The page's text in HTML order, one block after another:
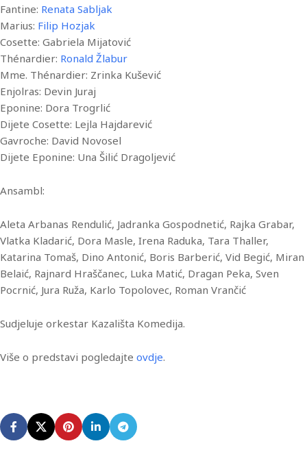
Fantine: Renata Sabljak
Marius: Filip Hozjak
Cosette: Gabriela Mijatović
Thénardier: Ronald Žlabur
Mme. Thénardier: Zrinka Kušević
Enjolras: Devin Juraj
Eponine: Dora Trogrlić
Dijete Cosette: Lejla Hajdarević
Gavroche: David Novosel
Dijete Eponine: Una Šilić Dragoljević
Ansambl:
Aleta Arbanas Rendulić, Jadranka Gospodnetić, Rajka Grabar,
Vlatka Kladarić, Dora Masle, Irena Raduka, Tara Thaller,
Katarina Tomaš, Dino Antonić, Boris Barberić, Vid Begić, Miran
Belaić, Rajnard Hraščanec, Luka Matić, Dragan Peka, Sven
Pocrnić, Jura Ruža, Karlo Topolovec, Roman Vrančić
Sudjeluje orkestar Kazališta Komedija.
Više o predstavi pogledajte ovdje.